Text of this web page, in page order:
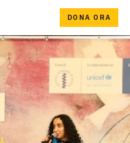
DONA ORA